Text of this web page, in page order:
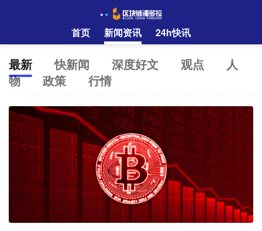
首页 新闻资讯 24h快讯
最新 快新闻 深度好文 观点
人
物
政策 行情